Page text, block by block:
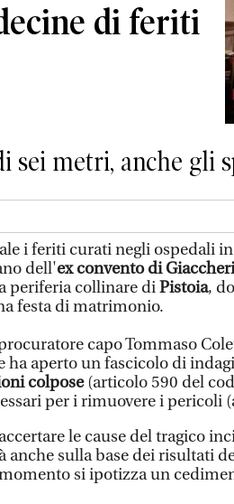
di feriti
sei metri, anche gli
i feriti curati negli ospedali
dell'ex convento di
periferia collinare diPistoia,
festa di matrimonio.
capo Tommaso
ha aperto un fascicolo di
colpose(articolo 590 del
per i rimuovere i pericoli
le cause del tragico
anche sulla base dei risultati
si ipotizza un